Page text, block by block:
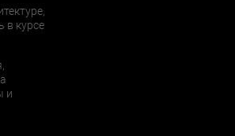
в курсе
и